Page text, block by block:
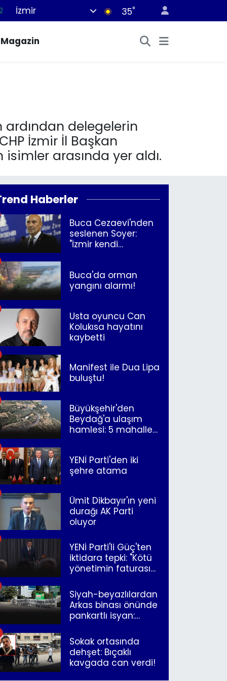
İzmir 35°
Magazin
ardından delegelerin
İzmir İl Başkan
isimler arasında yer aldı.
Haberler
Buca Cezaevi'nden
seslenen Soyer:
"İzmir kendi
Buca'da orman
yangını alarmı!
Usta oyuncu Can
Kolukısa hayatını
kaybetti
Manifest ile Dua Lipa
buluştu!
Büyükşehir'den
Beydağ'a ulaşım
hamlesi: 5 mahalle
YENİ Parti'den iki
şehre atama
Ümit Dikbayır'ın yeni
durağı AK Parti
oluyor
YENİ Parti'li Güç'ten
iktidara tepki: "Kötü
yönetimin faturasını
Siyah-beyazlılardan
Arkas binası önünde
pankartlı isyan:
İzmir"
Sokak ortasında
dehşet: Bıçaklı
kavgada can verdi!